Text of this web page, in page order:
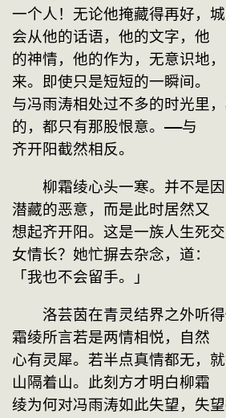
一个人！无论他掩藏得再好，
会从他的话语，他的文字，他
的神情，他的作为，无意识地
来。即使只是短短的一瞬间。
与冯雨涛相处过不多的时光里
的，都只有那股恨意。——与
齐开阳截然相反。
柳霜绫心头一寒。并不是因
潜藏的恶意，而是此时居然又
想起齐开阳。这是一族人生死
女情长？她忙摒去杂念，道：
「我也不会留手。」
洛芸茵在青灵结界之外听得
霜绫所言若是两情相悦，自然
心有灵犀。若半点真情都无，
山隔着山。此刻方才明白柳霜
绫为何对冯雨涛如此失望，失